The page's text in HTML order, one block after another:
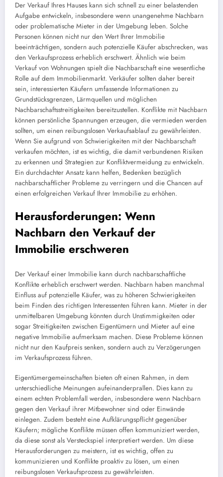
Der Verkauf Ihres Hauses kann sich schnell zu einer belastenden
Aufgabe entwickeln, insbesondere wenn unangenehme Nachbarn
oder problematische Mieter in der Umgebung leben. Solche
Personen können nicht nur den Wert Ihrer Immobilie
beeinträchtigen, sondern auch potenzielle Käufer abschrecken, was
den Verkaufsprozess erheblich erschwert. Ähnlich wie beim
Verkauf von Wohnungen spielt die Nachbarschaft eine wesentliche
Rolle auf dem Immobilienmarkt. Verkäufer sollten daher bereit
sein, interessierten Käufern umfassende Informationen zu
Grundstücksgrenzen, Lärmquellen und möglichen
Nachbarschaftsstreitigkeiten bereitzustellen. Konflikte mit Nachbarn
können persönliche Spannungen erzeugen, die vermieden werden
sollten, um einen reibungslosen Verkaufsablauf zu gewährleisten.
Wenn Sie aufgrund von Schwierigkeiten mit der Nachbarschaft
verkaufen möchten, ist es wichtig, die damit verbundenen Risiken
zu erkennen und Strategien zur Konfliktvermeidung zu entwickeln.
Ein durchdachter Ansatz kann helfen, Bedenken bezüglich
nachbarschaftlicher Probleme zu verringern und die Chancen auf
einen erfolgreichen Verkauf Ihrer Immobilie zu erhöhen.
Herausforderungen: Wenn
Nachbarn den Verkauf der
Immobilie erschweren
Der Verkauf einer Immobilie kann durch nachbarschaftliche
Konflikte erheblich erschwert werden. Nachbarn haben manchmal
Einfluss auf potenzielle Käufer, was zu höheren Schwierigkeiten
beim Finden des richtigen Interessenten führen kann. Mieter in der
unmittelbaren Umgebung könnten durch Unstimmigkeiten oder
sogar Streitigkeiten zwischen Eigentümern und Mieter auf eine
negative Immobilie aufmerksam machen. Diese Probleme können
nicht nur den Kaufpreis senken, sondern auch zu Verzögerungen
im Verkaufsprozess führen.
Eigentümergemeinschaften bieten oft einen Rahmen, in dem
unterschiedliche Meinungen aufeinanderprallen. Dies kann zu
einem echten Problemfall werden, insbesondere wenn Nachbarn
gegen den Verkauf ihrer Mitbewohner sind oder Einwände
einlegen. Zudem besteht eine Aufklärungspflicht gegenüber
Käufern; mögliche Konflikte müssen offen kommuniziert werden,
da diese sonst als Versteckspiel interpretiert werden. Um diese
Herausforderungen zu meistern, ist es wichtig, offen zu
kommunizieren und Konflikte proaktiv zu lösen, um einen
reibungslosen Verkaufsprozess zu gewährleisten.